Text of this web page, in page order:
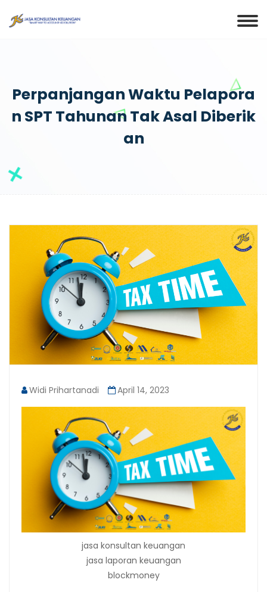
Perpanjangan Waktu Pelapora
N SPT Tahunan Tak Asal Diberik
An
Widi Prihartanadi April 14, 2023
jasa konsultan keuangan
jasa laporan keuangan
blockmoney